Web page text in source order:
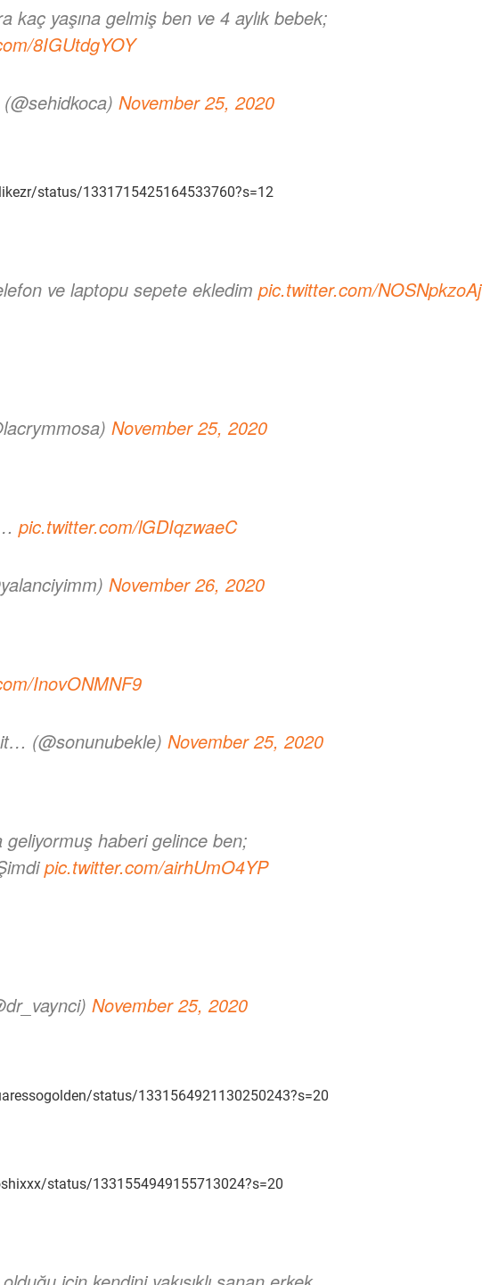
kaç yaşına gelmiş ben ve 4 aylık bebek;
8IGUtdgYOY
November 25, 2020
status/1331715425164533760?s=12
ve laptopu sepete ekledim pic.twitter.com/NOSNpkzoAj
November 25, 2020
pic.twitter.com/lGDIqzwaeC
November 26, 2020
InovONMNF9
(@sonunubekle) November 25, 2020
geliyormuş haberi gelince ben;
pic.twitter.com/airhUmO4YP
November 25, 2020
status/1331564921130250243?s=20
status/1331554949155713024?s=20